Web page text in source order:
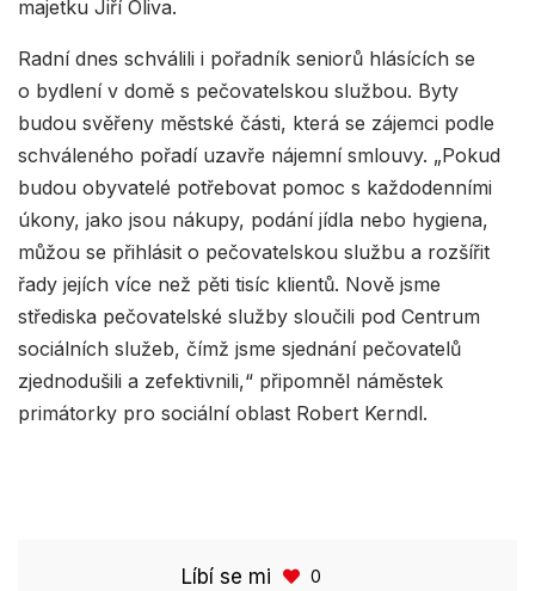
majetku Jiří Oliva.
Radní dnes schválili i pořadník seniorů hlásících se
o bydlení v domě s pečovatelskou službou. Byty
budou svěřeny městské části, která se zájemci podle
schváleného pořadí uzavře nájemní smlouvy. „Pokud
budou obyvatelé potřebovat pomoc s každodenními
úkony, jako jsou nákupy, podání jídla nebo hygiena,
můžou se přihlásit o pečovatelskou službu a rozšířit
řady jejích více než pěti tisíc klientů. Nově jsme
střediska pečovatelské služby sloučili pod Centrum
sociálních služeb, čímž jsme sjednání pečovatelů
zjednodušili a zefektivnili,“ připomněl náměstek
primátorky pro sociální oblast Robert Kerndl.
Líbí se mi 0